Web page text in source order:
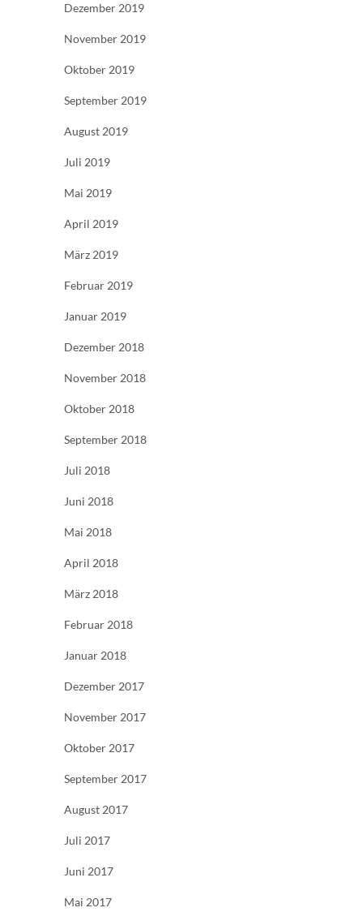
Dezember 2019
November 2019
Oktober 2019
September 2019
August 2019
Juli 2019
Mai 2019
April 2019
März 2019
Februar 2019
Januar 2019
Dezember 2018
November 2018
Oktober 2018
September 2018
Juli 2018
Juni 2018
Mai 2018
April 2018
März 2018
Februar 2018
Januar 2018
Dezember 2017
November 2017
Oktober 2017
September 2017
August 2017
Juli 2017
Juni 2017
Mai 2017